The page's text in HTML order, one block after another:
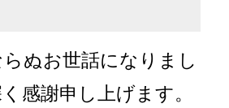
ぬお世話になりまし
感謝申し上げます。